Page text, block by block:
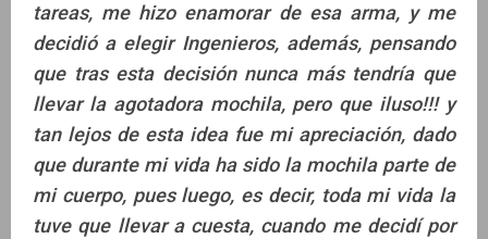
tareas, me hizo enamorar de esa arma, y me
decidió a elegir Ingenieros, además, pensando
que tras esta decisión nunca más tendría que
llevar la agotadora mochila, pero que iluso!!! y
tan lejos de esta idea fue mi apreciación, dado
que durante mi vida ha sido la mochila parte de
mi cuerpo, pues luego, es decir, toda mi vida la
tuve que llevar a cuesta, cuando me decidí por